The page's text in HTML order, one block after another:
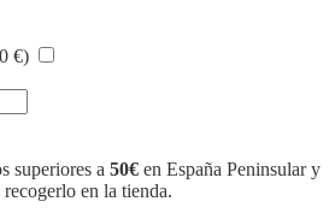
€)
superiores a 50€ en España Peninsular y
en la tienda.